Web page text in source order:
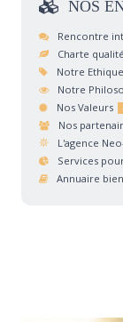
NOS
Rencontre
Charte qualité
Notre Ethique
Notre
Nos Valeurs
Nos
L'agence
Services
Annuaire